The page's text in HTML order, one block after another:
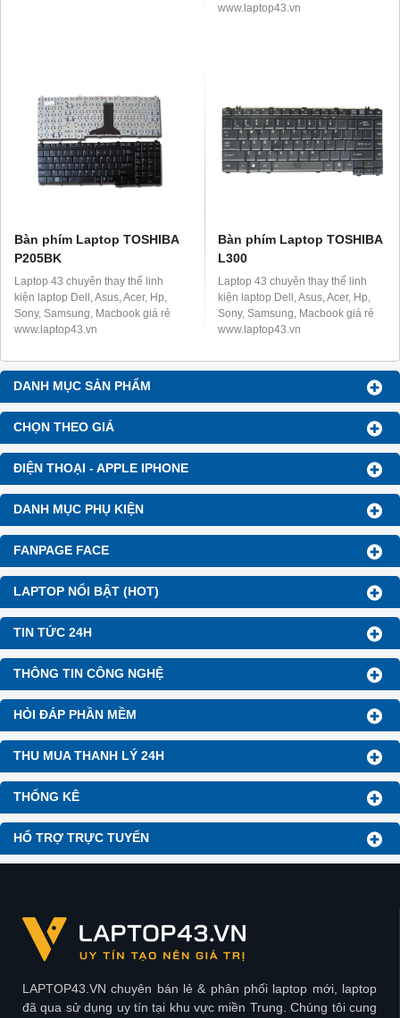
DANH MỤC SẢN PHẨM
CHỌN THEO GIÁ
ĐIỆN THOẠI - APPLE IPHONE
DANH MỤC PHỤ KIỆN
FANPAGE FACE
LAPTOP NỔI BẬT (HOT)
TIN TỨC 24H
THÔNG TIN CÔNG NGHỆ
HỎI ĐÁP PHẦN MỀM
THU MUA THANH LÝ 24H
THỐNG KÊ
HỔ TRỢ TRỰC TUYẾN
www.laptop43.vn
Bàn phím Laptop TOSHIBA
P205BK
Laptop 43 chuyên thay thế linh
kiện laptop Dell, Asus, Acer, Hp,
Sony, Samsung, Macbook giá rẻ
www.laptop43.vn
Bàn phím Laptop TOSHIBA
L300
Laptop 43 chuyên thay thế linh
kiện laptop Dell, Asus, Acer, Hp,
Sony, Samsung, Macbook giá rẻ
www.laptop43.vn
LAPTOP43.VN chuyên bán lẻ & phân phối laptop mới, laptop
đã qua sử dụng uy tín tại khu vực miền Trung. Chúng tôi cung